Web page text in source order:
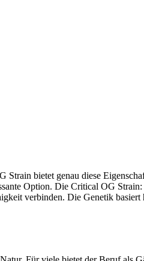
bietet genau diese
Option. Die Critical OG
verbinden. Die Genetik basiert